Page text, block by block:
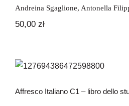
Andreina Sgaglione, Antonella
50,00 zł
Affresco Italiano C1
studente
Affresco Italiano C1 – libro dello